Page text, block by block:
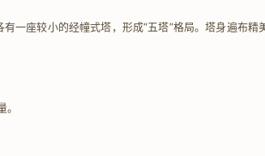
一座较小的经幢式塔，形成“五塔”格局。塔身遍布